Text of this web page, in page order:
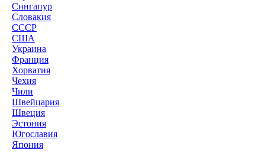
Сингапур
Словакия
СССР
США
Украина
Франция
Хорватия
Чехия
Чили
Швейцария
Швеция
Эстония
Югославия
Япония